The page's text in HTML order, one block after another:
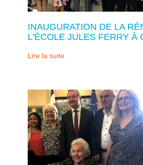
INAUGURATION DE LA
L'ÉCOLE JULES FERRY À
Lire la suite